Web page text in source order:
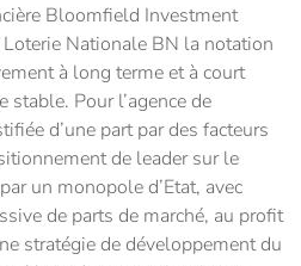
Bloomfield Investment
Nationale BN la notation
à long terme et à court
stable. Pour l’agence de
d’une part par des facteurs
de leader sur le
un monopole d’Etat, avec
de parts de marché, au profit
stratégie de développement du